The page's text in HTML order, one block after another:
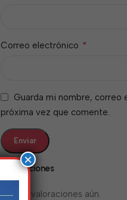
Valoraciones
No hay valoraciones aún.
Correo electrónico *
Guarda mi nombre, correo
próxima vez que comente.
×